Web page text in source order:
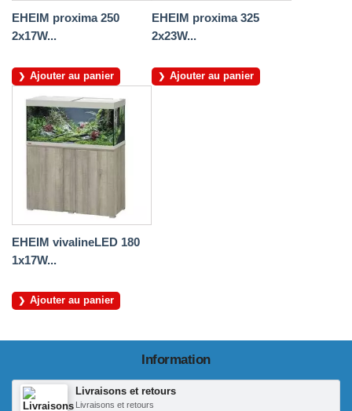
EHEIM proxima 250
2x17W...
Ajouter au panier
EHEIM proxima 325
2x23W...
Ajouter au panier
EHEIM vivalineLED 180
1x17W...
Ajouter au panier
Information
Livraisons et retours
Livraisons et retours